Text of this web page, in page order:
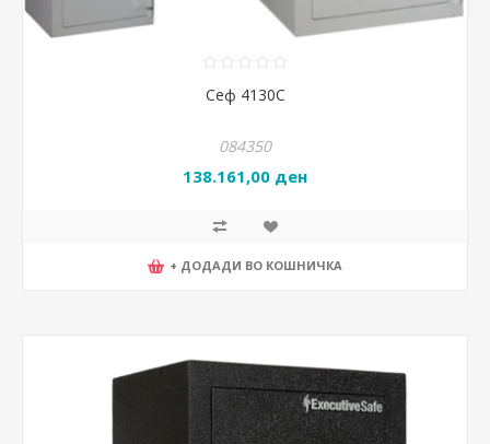
Сеф 4130С
084350
138.161,00 ден
+ ДОДАДИ ВО КОШНИЧКА